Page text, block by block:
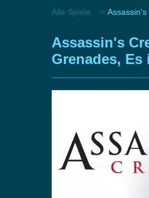
Alle Spiele
Assassin's
Grenades,